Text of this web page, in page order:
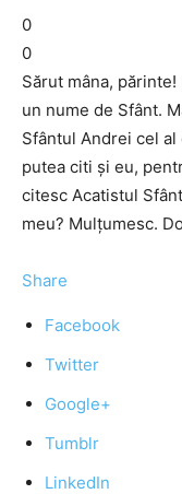
0
0
Sărut mâna,
un nume de Sfânt.
Sfântul Andrei cel
putea citi şi eu,
citesc Acatistul
meu? Mulţumesc.
Share
Facebook
Twitter
Google+
Tumblr
LinkedIn